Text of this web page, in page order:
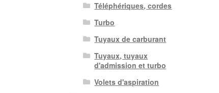
Téléphériques, cordes
Turbo
Tuyaux de carburant
Tuyaux, tuyaux
d'admission et turbo
Volets d'aspiration